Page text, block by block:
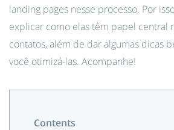
landing pages nesse processo. Por
explicar como elas têm papel central
contatos, além de dar algumas dicas
você otimizá-las. Acompanhe!
Contents